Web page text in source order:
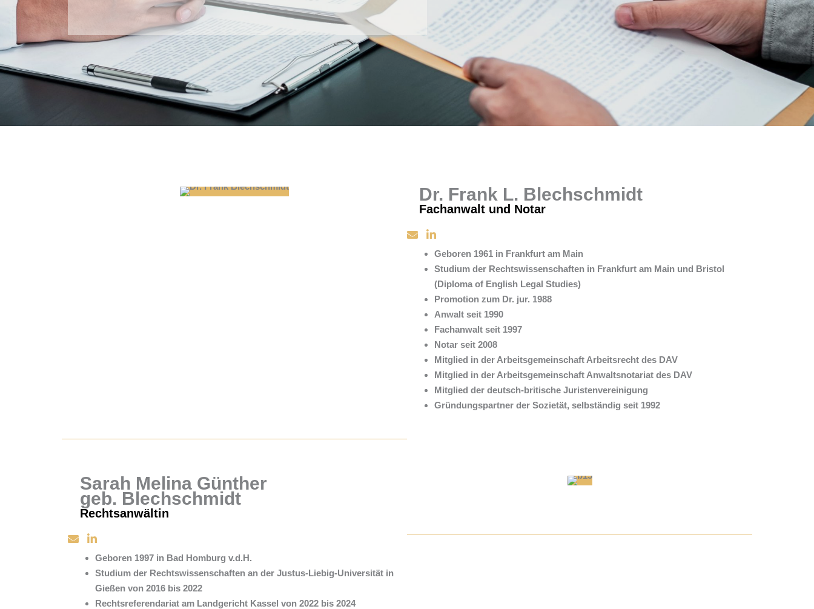
Dr. Frank L. Blechschmidt
Fachanwalt und Notar
Geboren 1961 in Frankfurt am Main
Studium der Rechtswissenschaften in Frankfurt am Main und Bristol
(Diploma of English Legal Studies)
Promotion zum Dr. jur. 1988
Anwalt seit 1990
Fachanwalt seit 1997
Notar seit 2008
Mitglied in der Arbeitsgemeinschaft Arbeitsrecht des DAV
Mitglied in der Arbeitsgemeinschaft Anwaltsnotariat des DAV
Mitglied der deutsch-britische Juristenvereinigung
Gründungspartner der Sozietät, selbständig seit 1992
Sarah Melina Günther
geb. Blechschmidt
Rechtsanwältin
Geboren 1997 in Bad Homburg v.d.H.
Studium der Rechtswissenschaften an der Justus-Liebig-Universität in
Gießen von 2016 bis 2022
Rechtsreferendariat am Landgericht Kassel von 2022 bis 2024